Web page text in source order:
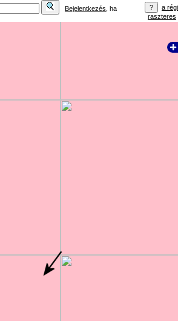
Bejelentkezés , ha
a régi
raszteres